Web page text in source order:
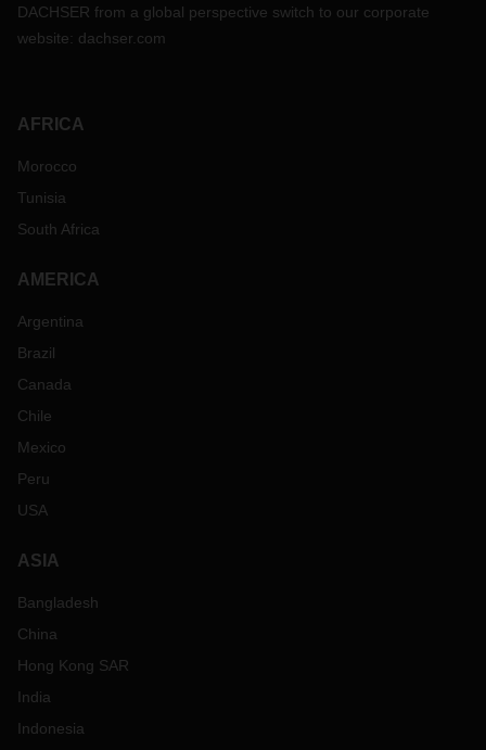
DACHSER from a global perspective switch to our corporate
website: dachser.com
AFRICA
Morocco
Tunisia
South Africa
AMERICA
Argentina
Brazil
Canada
Chile
Mexico
Peru
USA
ASIA
Bangladesh
China
Hong Kong SAR
India
Indonesia